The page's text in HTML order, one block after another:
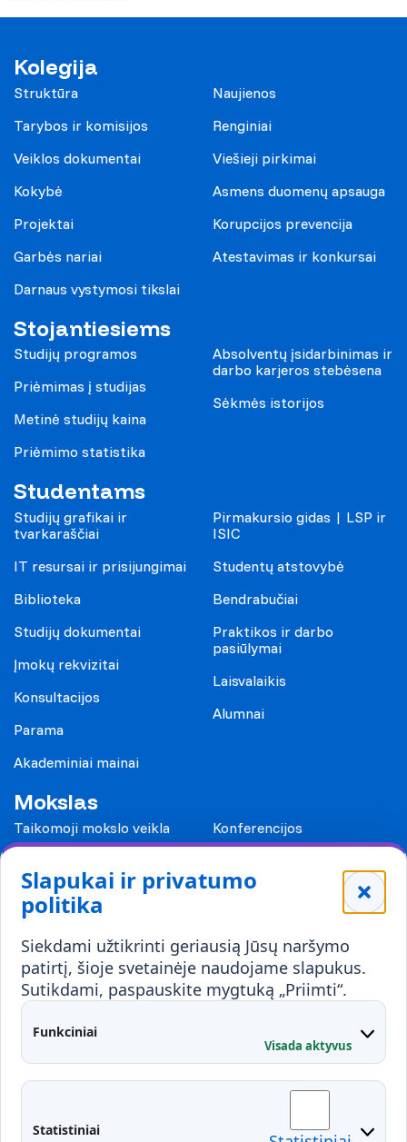
Slapukai ir privatumo
politika
Siekdami užtikrinti geriausią Jūsų naršymo
patirtį, šioje svetainėje naudojame slapukus.
Sutikdami, paspauskite mygtuką „Priimti“.
Funkciniai
Visada aktyvus
Statistiniai
Kolegija
Struktūra
Tarybos ir komisijos
Veiklos dokumentai
Kokybė
Projektai
Garbės nariai
Darnaus vystymosi tikslai
Naujienos
Renginiai
Viešieji pirkimai
Asmens duomenų apsauga
Korupcijos prevencija
Atestavimas ir konkursai
Stojantiesiems
Studijų programos
Priėmimas į studijas
Metinė studijų kaina
Priėmimo statistika
Absolventų įsidarbinimas ir
darbo karjeros stebėsena
Sėkmės istorijos
Studentams
Studijų grafikai ir
tvarkaraščiai
IT resursai ir prisijungimai
Biblioteka
Studijų dokumentai
Įmokų rekvizitai
Konsultacijos
Parama
Akademiniai mainai
Pirmakursio gidas | LSP ir
ISIC
Studentų atstovybė
Bendrabučiai
Praktikos ir darbo
pasiūlymai
Laisvalaikis
Alumnai
Mokslas
Taikomoji mokslo veikla
Konferencijos
Mokykloms
Visuomenei ir verslui
Mokymai ir konsultavimas
Partnerystės
Karjera
Kontaktai
Administracija
Fakultetai
Studentų atstovybė